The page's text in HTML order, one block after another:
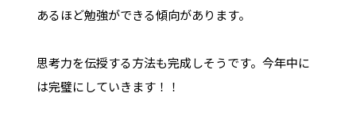
あるほど勉強ができる傾向があります。
思考力を伝授する方法も完成しそうです。今年中に
は完璧にしていきます！！